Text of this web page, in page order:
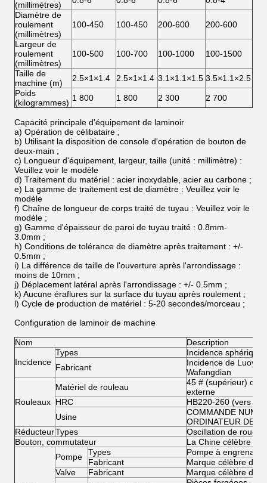
(millimètres)
Diamètre de
roulement
(millimètres)
100-450 100-450 200-600 200-600
Largeur de
roulement
(millimètres)
100-500 100-700 100-1000 100-1500
Taille de
machine (m)
2.5×1×1.4 2.5×1×1.4 3.1×1.1×1.5 3.5×1.1×2.5
Poids
(kilogrammes) 1 800 1 800 2 300 2 700
Capacité principale d'équipement de laminoir
a) Opération de célibataire ;
b) Utilisant la disposition de console d'opération de bouton de
deux-main ;
c) Longueur d'équipement, largeur, taille (unité : millimètre) :
Veuillez voir le modèle
d) Traitement du matériel : acier inoxydable, acier au carbone ;
e) La gamme de traitement est de diamètre : Veuillez voir le
modèle
f) Chaîne de longueur de corps traité de tuyau : Veuillez voir le
modèle ;
g) Gamme d'épaisseur de paroi de tuyau traité : 0.8mm-
3.0mm ;
h) Conditions de tolérance de diamètre après traitement : +/-
0.5mm ;
i) La différence de taille de l'ouverture après l'arrondissage :
moins de 10mm ;
j) Déplacement latéral après l'arrondissage : +/- 0.5mm ;
k) Aucune éraflures sur la surface du tuyau après roulement ;
l) Cycle de production de matériel : 5-20 secondes/morceau ;
Configuration de laminoir de machine
Nom Description
Incidence
Types
Incidence
Fabricant
Incidence de
Wafangdian
Rouleaux
Matériel de rouleau
45 # (supérieur) de
externe
HRC
HB220-260 (vers le
Usine
COMMANDE
ORDINATEUR DE
RéducteurTypes
Oscillation de roue
Bouton, commutateur
La Chine célèbre
Pompe Types
Pompe à
Fabricant
Marque célèbre de
Valve
Fabricant Marque célèbre de